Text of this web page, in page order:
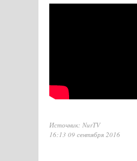
Источник: NurTV
16:13 09 сентября 2016